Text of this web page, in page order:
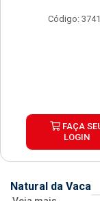
Código:
FAÇA
LOGIN
Natural da Vaca